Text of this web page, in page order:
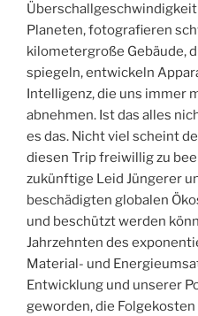
Planeten, fotografieren
kilometergroße Gebäude,
spiegeln, entwickeln
Intelligenz, die uns immer
abnehmen. Ist das alles
es das. Nicht viel scheint
diesen Trip freiwillig zu
zukünftige Leid Jüngerer
beschädigten globalen
und beschützt werden
Jahrzehnten des
Material- und
Entwicklung und unserer
geworden, die